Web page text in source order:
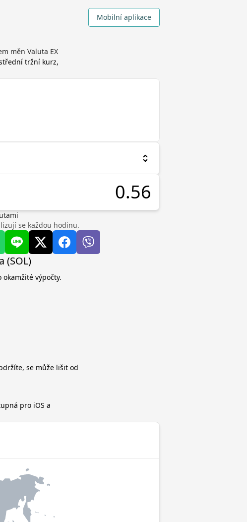
Mobilní aplikace
měn Valuta EX
tržní kurz,
se každou hodinu.
(SOL)
okamžité výpočty.
se může lišit od
pro iOS a